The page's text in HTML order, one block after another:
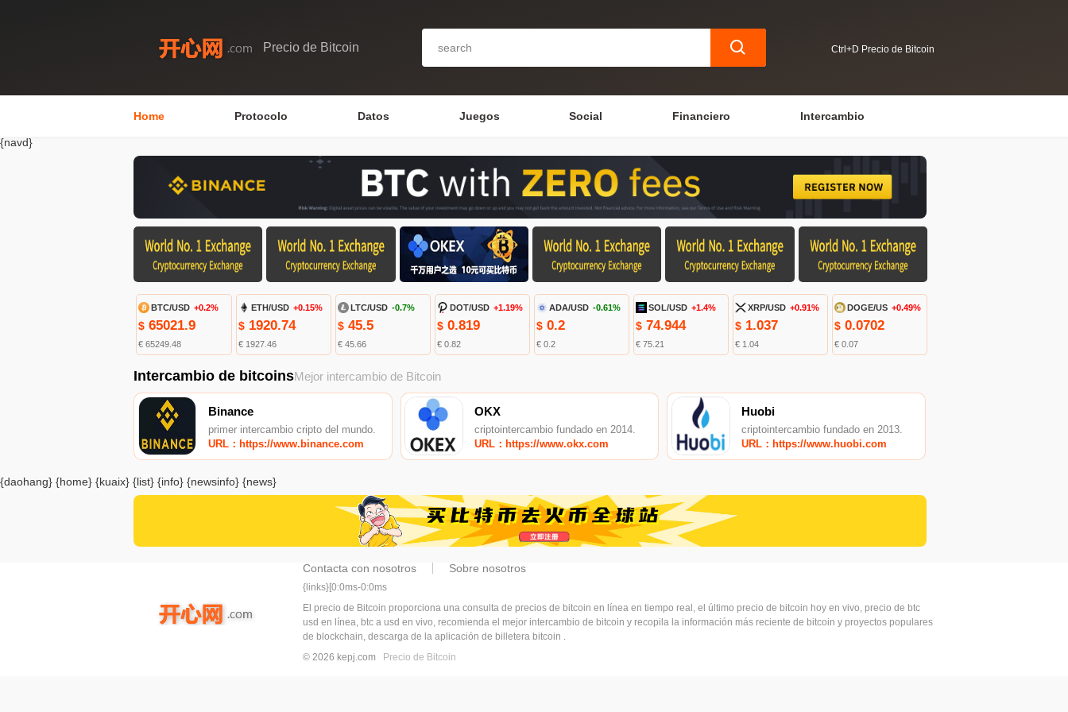
Precio de Bitcoin Ctrl+D Precio de Bitcoin
Home Protocolo Datos Juegos Social Financiero Intercambio
{navd}
BTC/USD +0.2%
$ 65021.9
€ 65249.48
ETH/USD +0.15%
$1920.74
€ 1927.46
LTC/USD -0.7%
$45.5
€ 45.66
DOT/USD +1.19%
$0.819
€ 0.82
ADA/USD -0.61%
$0.2
€ 0.2
SOL/USD +1.4%
$ 74.944
€ 75.21
XRP/USD +0.91%
$ 1.037
€ 1.04
DOGE/US +0.49%
$ 0.0702
€ 0.07
Intercambio de bitcoinsMejor intercambio de Bitcoin
Binance
primer intercambio cripto del mundo.
URL：https://www.binance.com
OKX
criptointercambio fundado en 2014.
URL：https://www.okx.com
Huobi
criptointercambio fundado en 2013.
URL：https://www.huobi.com
{daohang} {home} {kuaix} {list} {info} {newsinfo} {news}
Contacta con nosotros Sobre nosotros
{links}[0:0ms-0:0ms
El precio de Bitcoin proporciona una consulta de precios de bitcoin en línea en tiempo real, el último precio de bitcoin hoy en vivo, precio de btc
usd en línea, btc a usd en vivo, recomienda el mejor intercambio de bitcoin y recopila la información más reciente de bitcoin y proyectos populares
de blockchain, descarga de la aplicación de billetera bitcoin .
© 2026 kepj.com
Precio de Bitcoin